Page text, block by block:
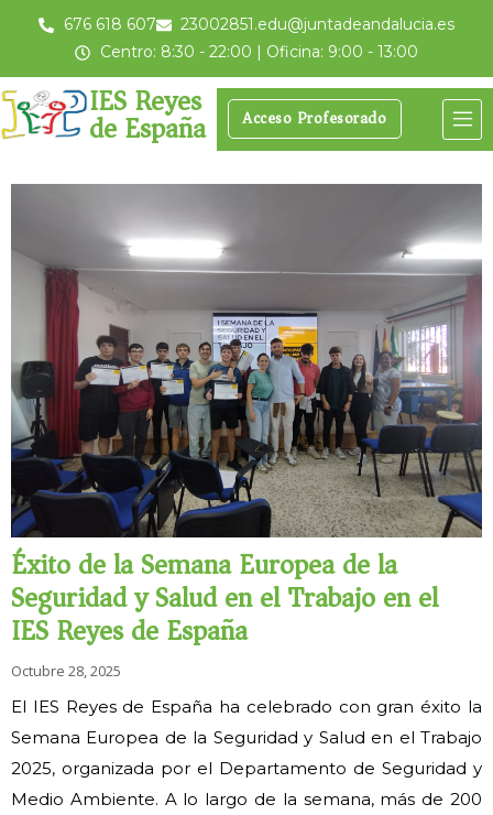
676 618 607
23002851.edu@juntadeandalucia.es
Centro: 8:30 - 22:00 | Oficina: 9:00 - 13:00
IES Reyes
de España Acceso Profesorado
Éxito de la Semana Europea de la
Seguridad y Salud en el Trabajo en el
IES Reyes de España
Octubre 28, 2025
El IES Reyes de España ha celebrado con gran éxito la
Semana Europea de la Seguridad y Salud en el Trabajo
2025, organizada por el Departamento de Seguridad y
Medio Ambiente. A lo largo de la semana, más de 200